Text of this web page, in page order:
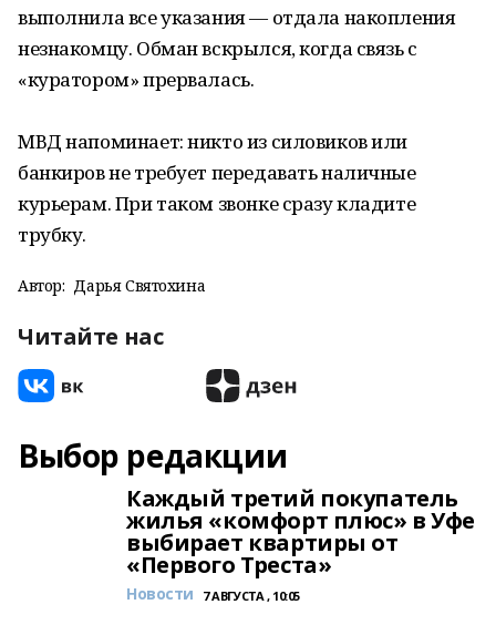
выполнила все указания — отдала накопления
незнакомцу. Обман вскрылся, когда связь с
«куратором» прервалась.
МВД напоминает: никто из силовиков или
банкиров не требует передавать наличные
курьерам. При таком звонке сразу кладите
трубку.
Автор: Дарья Святохина
Читайте нас
Выбор редакции
Каждый третий покупатель
жилья «комфорт плюс» в Уфе
выбирает квартиры от
«Первого Треста»
Новости 7 АВГУСТА , 10:05